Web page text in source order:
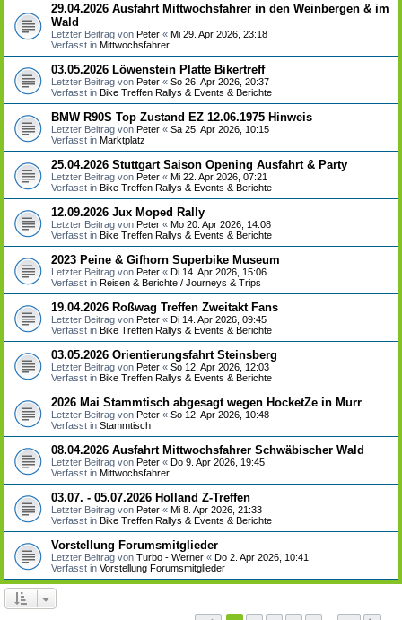
29.04.2026 Ausfahrt Mittwochsfahrer in den Weinbergen & im
Wald
Letzter Beitrag von Peter « Mi 29. Apr 2026, 23:18
Verfasst in Mittwochsfahrer
03.05.2026 Löwenstein Platte Bikertreff
Letzter Beitrag von Peter « So 26. Apr 2026, 20:37
Verfasst in Bike Treffen Rallys & Events & Berichte
BMW R90S Top Zustand EZ 12.06.1975 Hinweis
Letzter Beitrag von Peter « Sa 25. Apr 2026, 10:15
Verfasst in Marktplatz
25.04.2026 Stuttgart Saison Opening Ausfahrt & Party
Letzter Beitrag von Peter « Mi 22. Apr 2026, 07:21
Verfasst in Bike Treffen Rallys & Events & Berichte
12.09.2026 Jux Moped Rally
Letzter Beitrag von Peter « Mo 20. Apr 2026, 14:08
Verfasst in Bike Treffen Rallys & Events & Berichte
2023 Peine & Gifhorn Superbike Museum
Letzter Beitrag von Peter « Di 14. Apr 2026, 15:06
Verfasst in Reisen & Berichte / Journeys & Trips
19.04.2026 Roßwag Treffen Zweitakt Fans
Letzter Beitrag von Peter « Di 14. Apr 2026, 09:45
Verfasst in Bike Treffen Rallys & Events & Berichte
03.05.2026 Orientierungsfahrt Steinsberg
Letzter Beitrag von Peter « So 12. Apr 2026, 12:03
Verfasst in Bike Treffen Rallys & Events & Berichte
2026 Mai Stammtisch abgesagt wegen HocketZe in Murr
Letzter Beitrag von Peter « So 12. Apr 2026, 10:48
Verfasst in Stammtisch
08.04.2026 Ausfahrt Mittwochsfahrer Schwäbischer Wald
Letzter Beitrag von Peter « Do 9. Apr 2026, 19:45
Verfasst in Mittwochsfahrer
03.07. - 05.07.2026 Holland Z-Treffen
Letzter Beitrag von Peter « Mi 8. Apr 2026, 21:33
Verfasst in Bike Treffen Rallys & Events & Berichte
Vorstellung Forumsmitglieder
Letzter Beitrag von Turbo - Werner « Do 2. Apr 2026, 10:41
Verfasst in Vorstellung Forumsmitglieder